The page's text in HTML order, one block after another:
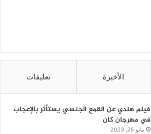
الأخيرة تعليقات
فيلم هندي عن القمع الجنسي يستأثر بالإعجاب
في مهرجان كان
مايو 25, 2023